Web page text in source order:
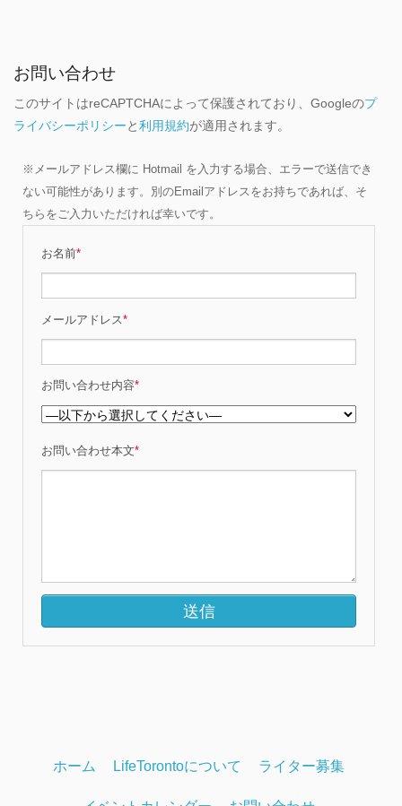
お問い合わせ
このサイトはreCAPTCHAによって保護されており、Googleのプ
ライバシーポリシーと利用規約が適用されます。
※メールアドレス欄に Hotmail を入力する場合、エラーで送信でき
ない可能性があります。別のEmailアドレスをお持ちであれば、そ
ちらをご入力いただければ幸いです。
お名前*
メールアドレス*
お問い合わせ内容*
お問い合わせ本文*
ホーム LifeTorontoについて ライター募集